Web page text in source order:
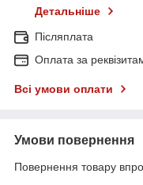
Детальніше
Післяплата
Оплата за
Всі умови оплати
Умови повернення
Повернення товару